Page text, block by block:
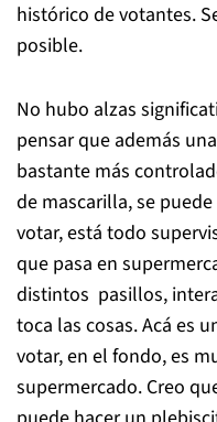
histórico de votantes.
posible.
No hubo alzas
pensar que además
bastante más
de mascarilla, se
votar, está todo
que pasa en
distintos pasillos,
toca las cosas. Acá es
votar, en el fondo, es
supermercado. Creo